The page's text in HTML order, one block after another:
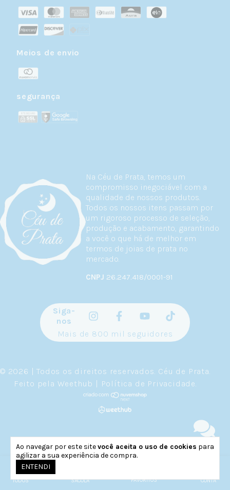
Ao navegar por este sitevocê aceita o uso de cookies para
agilizar a sua experiência de compra.
ENTENDI
TODOS SACOLA FAVORITOS CONTA
Na Céu de Prata, temos um
compromisso inegociável com a
qualidade de nossos produtos.
Todos os nossos itens passam por
um rigoroso processo de seleção,
produção e acabamento, garantindo
a você o que há de melhor em
termos de joias de prata no
mercado.
CNPJ 26.247.418/0001-91
Meios de envio
segurança
Siga-
nos
Mais de 800 mil seguidores
© 2026 | Todos os direitos reservados. Céu de Prata.
Feito pela Weethub Política de Privacidade.